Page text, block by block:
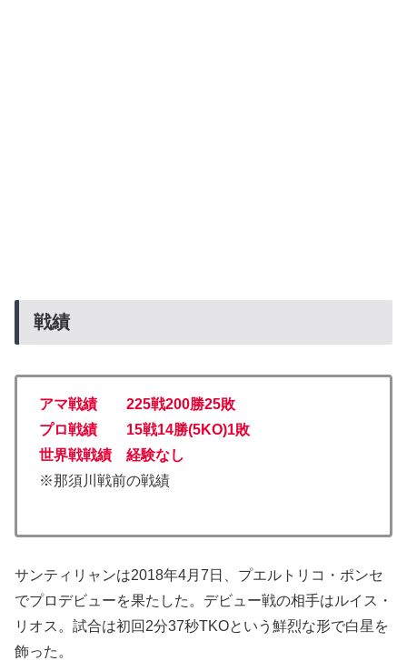
戦績
アマ戦績 225戦200勝25敗
プロ戦績 15戦14勝(5KO)1敗
世界戦戦績 経験なし
※那須川戦前の戦績
サンティリャンは2018年4月7日、プエルトリコ・ポンセ
でプロデビューを果たした。デビュー戦の相手はルイス・
リオス。試合は初回2分37秒TKOという鮮烈な形で白星を
飾った。